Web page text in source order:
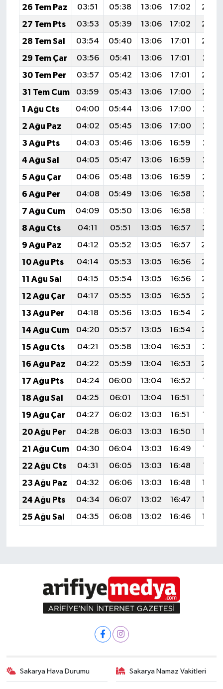
26 Tem Paz
03:51 05:38 13:06 17:02
27 Tem Pts
03:53 05:39 13:06 17:02
28 Tem Sal
03:54 05:40 13:06 17:01
29 Tem Çar
03:56 05:41 13:06 17:01
20:21
30 Tem Per
03:57 05:42 13:06 17:01
31 Tem Cum
03:59 05:43 13:06 17:00
1 Ağu Cts
04:00 05:44 13:06 17:00
20:18
2 Ağu Paz
04:02 05:45 13:06 17:00
20:17
3 Ağu Pts
04:03 05:46 13:06 16:59
20:16
4 Ağu Sal
04:05 05:47 13:06 16:59
20:15
5 Ağu Çar
04:06 05:48 13:06 16:59
6 Ağu Per
04:08 05:49 13:06 16:58
20:13
7 Ağu Cum
04:09 05:50 13:06 16:58
20:11
8 Ağu Cts
04:11 05:51 13:05 16:57
9 Ağu Paz
04:12 05:52 13:05 16:57
10 Ağu Pts
04:14 05:53 13:05 16:56
11 Ağu Sal
04:15 05:54 13:05 16:56
12 Ağu Çar
04:17 05:55 13:05 16:55
13 Ağu Per
04:18 05:56 13:05 16:54
14 Ağu Cum
04:20 05:57 13:05 16:54
15 Ağu Cts
04:21 05:58 13:04 16:53
16 Ağu Paz
04:22 05:59 13:04 16:53
17 Ağu Pts
04:24 06:00 13:04 16:52
19:58
18 Ağu Sal
04:25 06:01 13:04 16:51
19:57
19 Ağu Çar
04:27 06:02 13:03 16:51
19:55
20 Ağu Per
04:28 06:03 13:03 16:50
21 Ağu Cum
04:30 06:04 13:03 16:49
19:52
22 Ağu Cts
04:31 06:05 13:03 16:48
19:51
23 Ağu Paz
04:32 06:06 13:03 16:48
24 Ağu Pts
04:34 06:07 13:02 16:47
25 Ağu Sal
04:35 06:08 13:02 16:46
Sakarya Hava Durumu Sakarya Namaz Vakitleri